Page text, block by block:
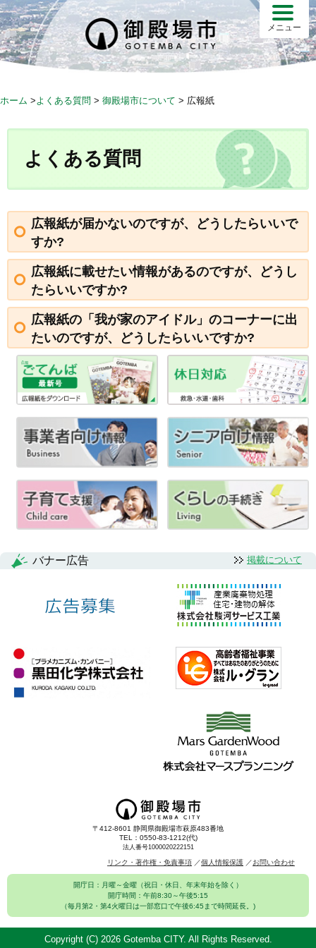
S
k
i
p
メニュー
ホーム > よくある質問 > 御殿場市について > 広報紙
よくある質問
広報紙が届かないのですが、どうしたらいいで
すか?
広報紙に載せたい情報があるのですが、どうし
たらいいですか?
広報紙の「我が家のアイドル」のコーナーに出
たいのですが、どうしたらいいですか?
バナー広告 掲載について
〒412-8601 静岡県御殿場市萩原483番地
TEL：0550-83-1212(代)
法人番号1000020222151
リンク・著作権・免責事項 個人情報保護 お問い合わせ
開庁日：月曜～金曜（祝日・休日、年末年始を除く）
開庁時間：午前8:30～午後5:15
（毎月第2・第4火曜日は一部窓口で午後6:45まで時間延長。)
Copyright (C) 2026 Gotemba CITY. All Rights Reserved.